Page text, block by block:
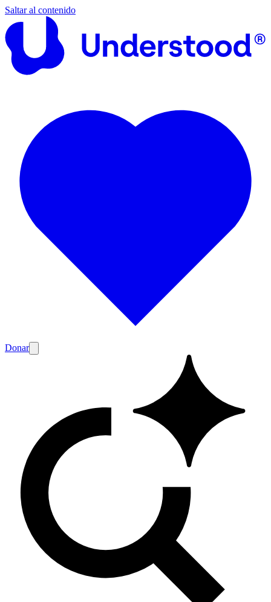
Saltar al contenido
Donar